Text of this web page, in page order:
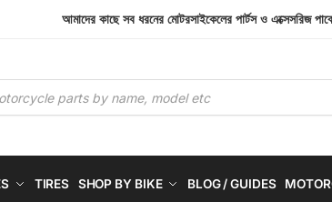
আমাদের কাছে সব ধরনের মোটরসাইকেলের পার্টস ও এক্সেসরিজ
TIRES SHOP BY BIKE BLOG / GUIDES